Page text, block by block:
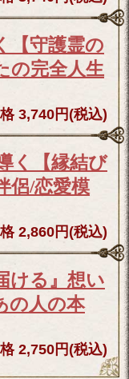
【守護霊の
の完全人生
3,740円(税込)
く【縁結び
侶/恋愛模
2,860円(税込)
ける』想い
の人の本
2,750円(税込)